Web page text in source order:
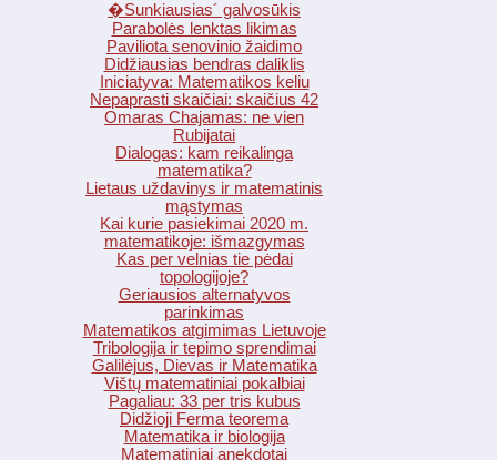
�Sunkiausias´ galvosūkis
Parabolės lenktas likimas
Paviliota senovinio žaidimo
Didžiausias bendras daliklis
Iniciatyva: Matematikos keliu
Nepaprasti skaičiai: skaičius 42
Omaras Chajamas: ne vien
Rubijatai
Dialogas: kam reikalinga
matematika?
Lietaus uždavinys ir matematinis
mąstymas
Kai kurie pasiekimai 2020 m.
matematikoje: išmazgymas
Kas per velnias tie pėdai
topologijoje?
Geriausios alternatyvos
parinkimas
Matematikos atgimimas Lietuvoje
Tribologija ir tepimo sprendimai
Galilėjus, Dievas ir Matematika
Vištų matematiniai pokalbiai
Pagaliau: 33 per tris kubus
Didžioji Ferma teorema
Matematika ir biologija
Matematiniai anekdotai